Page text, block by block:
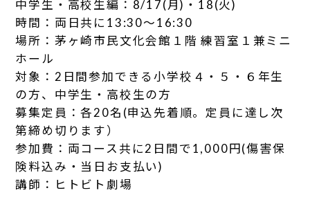
中学生・高校生編： 8/17(月)・18(火)
時間：両日共に13:30～16:30
場所：茅ヶ崎市民文化会館１階 練習室１兼ミニ
ホール
対象：2日間参加できる小学校４・５・６年生
の方、中学生・高校生の方
募集定員：各20名(申込先着順。定員に達し次
第締め切ります）
参加費：両コース共に2日間で1,000円(傷害保
険料込み・当日お支払い)
講師：ヒトビト劇場